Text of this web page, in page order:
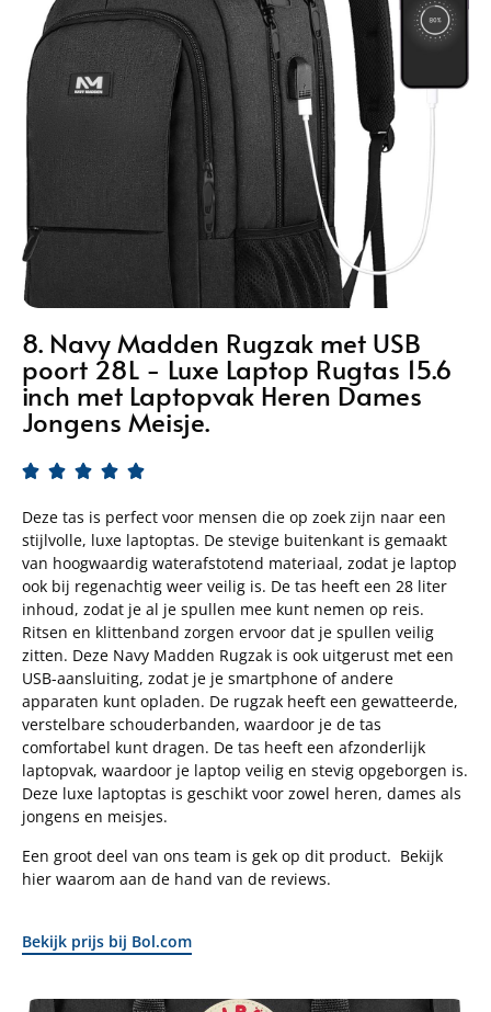
8. Navy Madden Rugzak met USB
poort 28L - Luxe Laptop Rugtas 15.6
inch met Laptopvak Heren Dames
Jongens Meisje.
    
Deze tas is perfect voor mensen die op zoek zijn naar een
stijlvolle, luxe laptoptas. De stevige buitenkant is gemaakt
van hoogwaardig waterafstotend materiaal, zodat je laptop
ook bij regenachtig weer veilig is. De tas heeft een 28 liter
inhoud, zodat je al je spullen mee kunt nemen op reis.
Ritsen en klittenband zorgen ervoor dat je spullen veilig
zitten. Deze Navy Madden Rugzak is ook uitgerust met een
USB-aansluiting, zodat je je smartphone of andere
apparaten kunt opladen. De rugzak heeft een gewatteerde,
verstelbare schouderbanden, waardoor je de tas
comfortabel kunt dragen. De tas heeft een afzonderlijk
laptopvak, waardoor je laptop veilig en stevig opgeborgen is.
Deze luxe laptoptas is geschikt voor zowel heren, dames als
jongens en meisjes.
Een groot deel van ons team is gek op dit product. Bekijk
hier waarom aan de hand van de reviews.
Bekijk prijs bij Bol.com